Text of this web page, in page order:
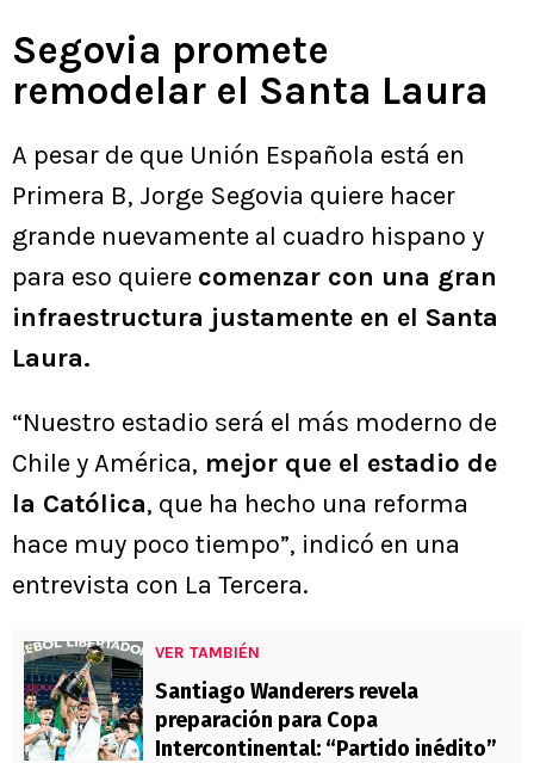
Segovia promete
remodelar el Santa Laura
A pesar de que Unión Española está en
Primera B, Jorge Segovia quiere hacer
grande nuevamente al cuadro hispano y
para eso quiere comenzar con una gran
infraestructura justamente en el Santa
Laura.
“Nuestro estadio será el más moderno de
Chile y América, mejor que el estadio de
la Católica, que ha hecho una reforma
hace muy poco tiempo”, indicó en una
entrevista con La Tercera.
VER TAMBIÉN
Santiago Wanderers revela
preparación para Copa
Intercontinental: “Partido inédito”